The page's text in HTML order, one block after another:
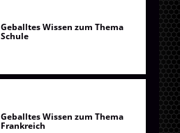
Geballtes Wissen zum Thema
Schule
Geballtes Wissen zum Thema
Frankreich